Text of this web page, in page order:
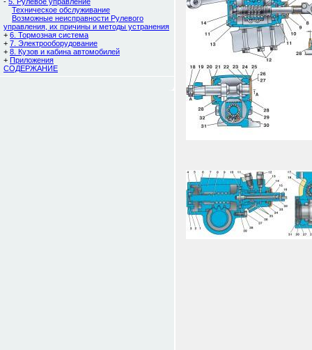
Техническое обслуживание
Возможные неисправности Рулевого
управления, их причины и методы устранения
+ 6. Тормозная система
+ 7. Электрооборудование
+ 8. Кузов и кабина автомобилей
+ Приложения
СОДЕРЖАНИЕ